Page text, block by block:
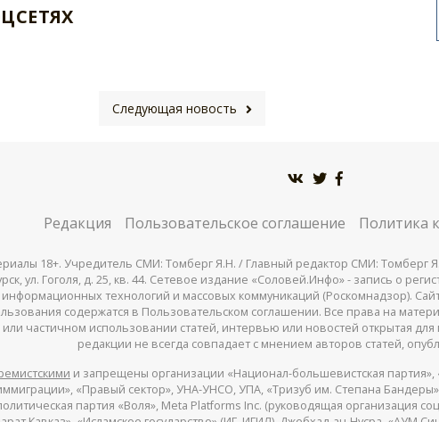
Следующая новость
Редакция Пользовательское соглашение Политика
18+. Учредитель СМИ: Томберг Я.Н. / Главный редактор СМИ: Томберг
ул. Гоголя, д. 25, кв. 44. Сетевое издание «Соловей.Инфо» - запись о
технологий и массовых коммуникаций (Роскомнадзор).
содержатся в Пользовательском соглашении. Все права на
частичном использовании статей, интервью или новостей открытая
редакции не всегда совпадает с мнением авторов статей,
и запрещены организации «Национал-большевистская
«Правый сектор», УНА-УНСО, УПА, «Тризуб им. Степана
партия «Воля», Meta Platforms Inc. (руководящая организация